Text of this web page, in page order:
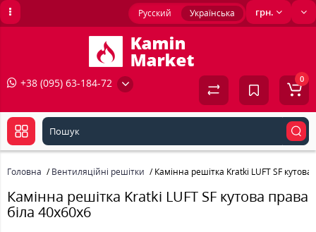
грн.
Русский Українська
+38 (095) 63-184-72 0
Головна Вентиляційні решітки Камінна решітка Kratki LUFT SF
Камінна решітка Kratki LUFT SF кутова права
біла 40x60x6